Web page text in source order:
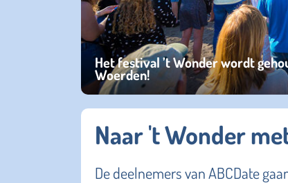
Het festival ’t Wonder wordt
Woerden!
Naar 't Wonder
De deelnemers van ABCDate